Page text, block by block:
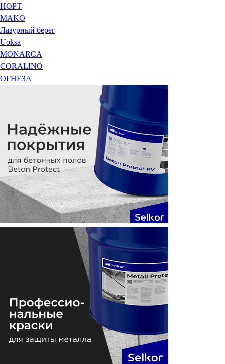
НОРТ
MAKO
Лазурный берег
Uoksa
MONARCA
CORALINO
ОГНЕЗА